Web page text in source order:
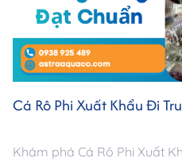
Cá Rô Phi Xuất Khẩu Đi
Khám phá Cá Rô Phi Xuất